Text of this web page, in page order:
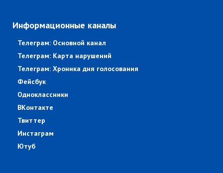
Информационные каналы
Телеграм: Основной канал
Телеграм: Карта нарушений
Телеграм: Хроника дня голосования
Фейсбук
Одноклассники
ВКонтакте
Твиттер
Инстаграм
Ютуб